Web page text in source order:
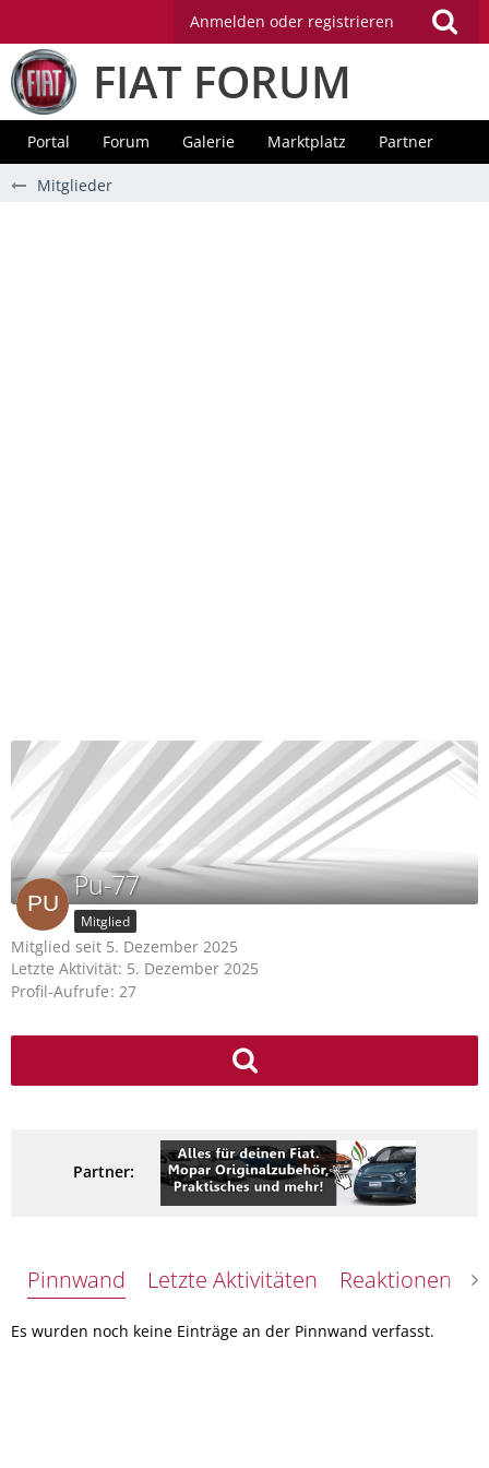
Anmelden oder registrieren
FIAT FORUM
Portal Forum Galerie Marktplatz Partner
Mitglieder
Pu-77
Mitglied
Mitglied seit 5. Dezember 2025
Letzte Aktivität: 5. Dezember 2025
Profil-Aufrufe 27
Partner:
Pinnwand Letzte Aktivitäten Reaktionen
Es wurden noch keine Einträge an der Pinnwand verfasst.